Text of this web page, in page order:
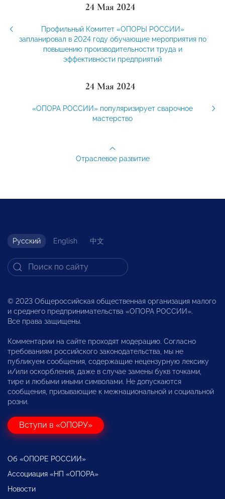
24 Мая 2024
Профильный Комитет «ОПОРЫ РОССИИ»
запланировал в 2024 году обучающие мероприятия по
повышению производительности труда и
эффективности предприятий
24 Мая 2024
«ОПОРА РОССИИ» популяризирует сварочное
мастерство
Отраслевое развитие
Русский English 中文
© 2023 Общероссийская общественная организация малого
и среднего предпринимательства «ОПОРА РОССИИ».
Все права защищены.
Комментарии на сайте проходят модерацию. Согласно
требованиям российского законодательства, мы не
публикуем сообщения, содержащие нецензурную лексику
и/или оскорбления, даже в случае замены букв точками,
тире и любыми иными символами. Не допускаются
сообщения, призывающие к межнациональной и социальной
розни.
Вступи в «ОПОРУ»
Об «ОПОРЕ РОССИИ»
Ассоциация «НП «ОПОРА»
Новости